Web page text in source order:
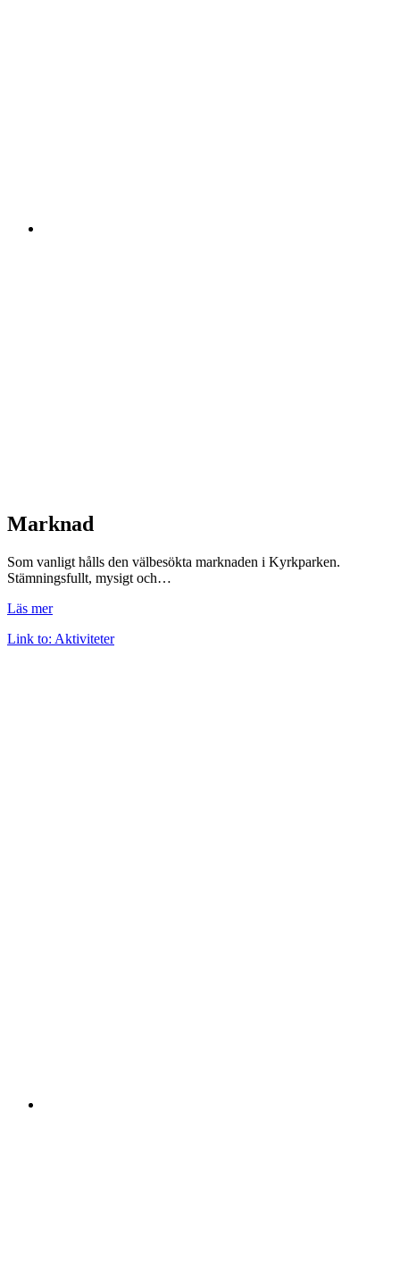
Marknad
Som vanligt hålls den välbesökta marknaden i Kyrkparken.
Stämningsfullt, mysigt och…
Läs mer
Link to: Aktiviteter